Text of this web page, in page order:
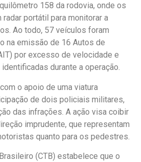
158 da rodovia, onde os
portátil para monitorar a
Ao todo, 57 veículos foram
na emissão de 16 Autos de
por excesso de velocidade e
durante a operação.
o apoio de uma viatura
de dois policiais militares,
das infrações. A ação visa coibir
imprudente, que representam
quanto para os pedestres.
(CTB) estabelece que o